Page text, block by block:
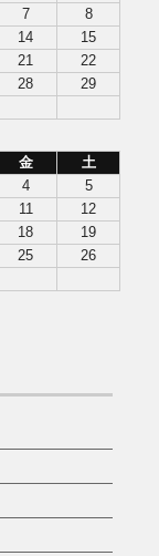
7
8
14
15
21
22
28
29
金
土
4
5
11
12
18
19
25
26